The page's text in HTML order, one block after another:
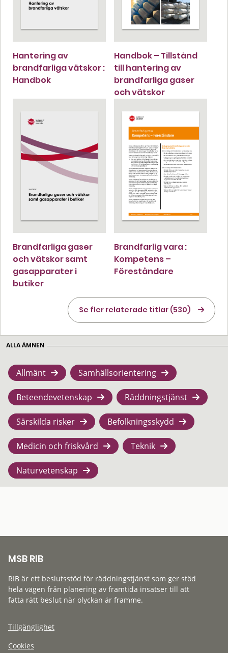
Hantering av
brandfarliga vätskor :
Handbok
Handbok – Tillstånd
till hantering av
brandfarliga gaser
och vätskor
Brandfarliga gaser
och vätskor samt
gasapparater i
butiker
Brandfarlig vara :
Kompetens –
Föreståndare
Se fler relaterade titlar (530)
ALLA ÄMNEN
Allmänt Samhällsorientering
Beteendevetenskap Räddningstjänst
Särskilda risker Befolkningsskydd
Medicin och friskvård Teknik
Naturvetenskap
MSB RIB
RIB är ett beslutsstöd för räddningstjänst som ger stöd
hela vägen från planering av framtida insatser till att
fatta rätt beslut när olyckan är framme.
Tillgänglighet
Cookies